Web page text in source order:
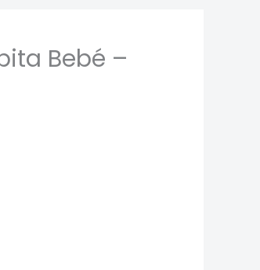
Bebé –